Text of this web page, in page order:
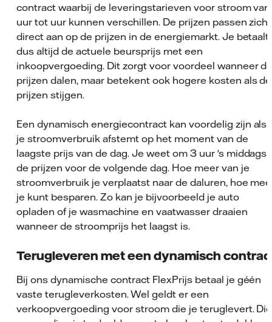
contract waarbij de leveringstarieven voor stroom van
uur tot uur kunnen verschillen. De prijzen passen zich
direct aan op de prijzen in de energiemarkt. Je betaalt
dus altijd de actuele beursprijs met een
inkoopvergoeding. Dit zorgt voor voordeel wanneer
prijzen dalen, maar betekent ook hogere kosten als de
prijzen stijgen.
Een dynamisch energiecontract kan voordelig zijn als
je stroomverbruik afstemt op het moment van de
laagste prijs van de dag. Je weet om 3 uur 's middags
de prijzen voor de volgende dag. Hoe meer van je
stroomverbruik je verplaatst naar de daluren, hoe
je kunt besparen. Zo kan je bijvoorbeeld je auto
opladen of je wasmachine en vaatwasser draaien
wanneer de stroomprijs het laagst is.
Terugleveren met een dynamisch
Bij ons dynamische contract FlexPrijs betaal je géén
vaste terugleverkosten. Wel geldt er een
verkoopvergoeding voor stroom die je teruglevert. Die